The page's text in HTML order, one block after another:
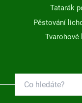
Tatarák
Pěstování
Tvarohové